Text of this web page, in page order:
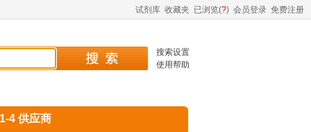
试剂库 收藏夹 已浏览(?) 会员登录 免费注册
搜索设置
使用帮助
4 供应商